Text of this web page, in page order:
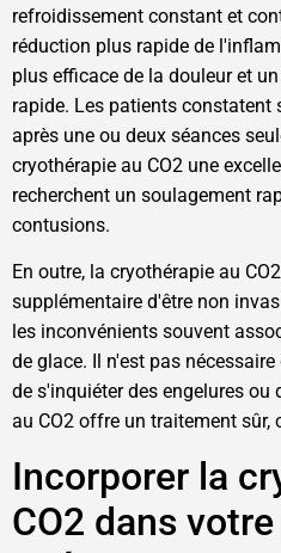
refroidissement constant et
réduction plus rapide de
plus efficace de la douleur et
rapide. Les patients
après une ou deux séances
cryothérapie au CO2 une
recherchent un soulagement
contusions.
En outre, la cryothérapie au
supplémentaire d'être non
les inconvénients souvent
de glace. Il n'est pas
de s'inquiéter des engelures
au CO2 offre un traitement sûr,
Incorporer la
CO2 dans